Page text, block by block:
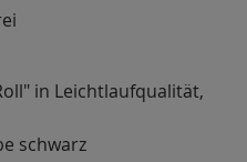
in Leichtlaufqualität,
schwarz